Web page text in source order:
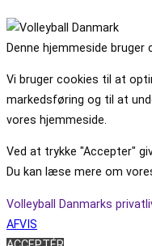
Denne hjemmeside bruger
Vi bruger cookies til at
markedsføring og til at
vores hjemmeside.
Ved at trykke "Accepter"
Du kan læse mere om
Volleyball Danmarks
AFVIS